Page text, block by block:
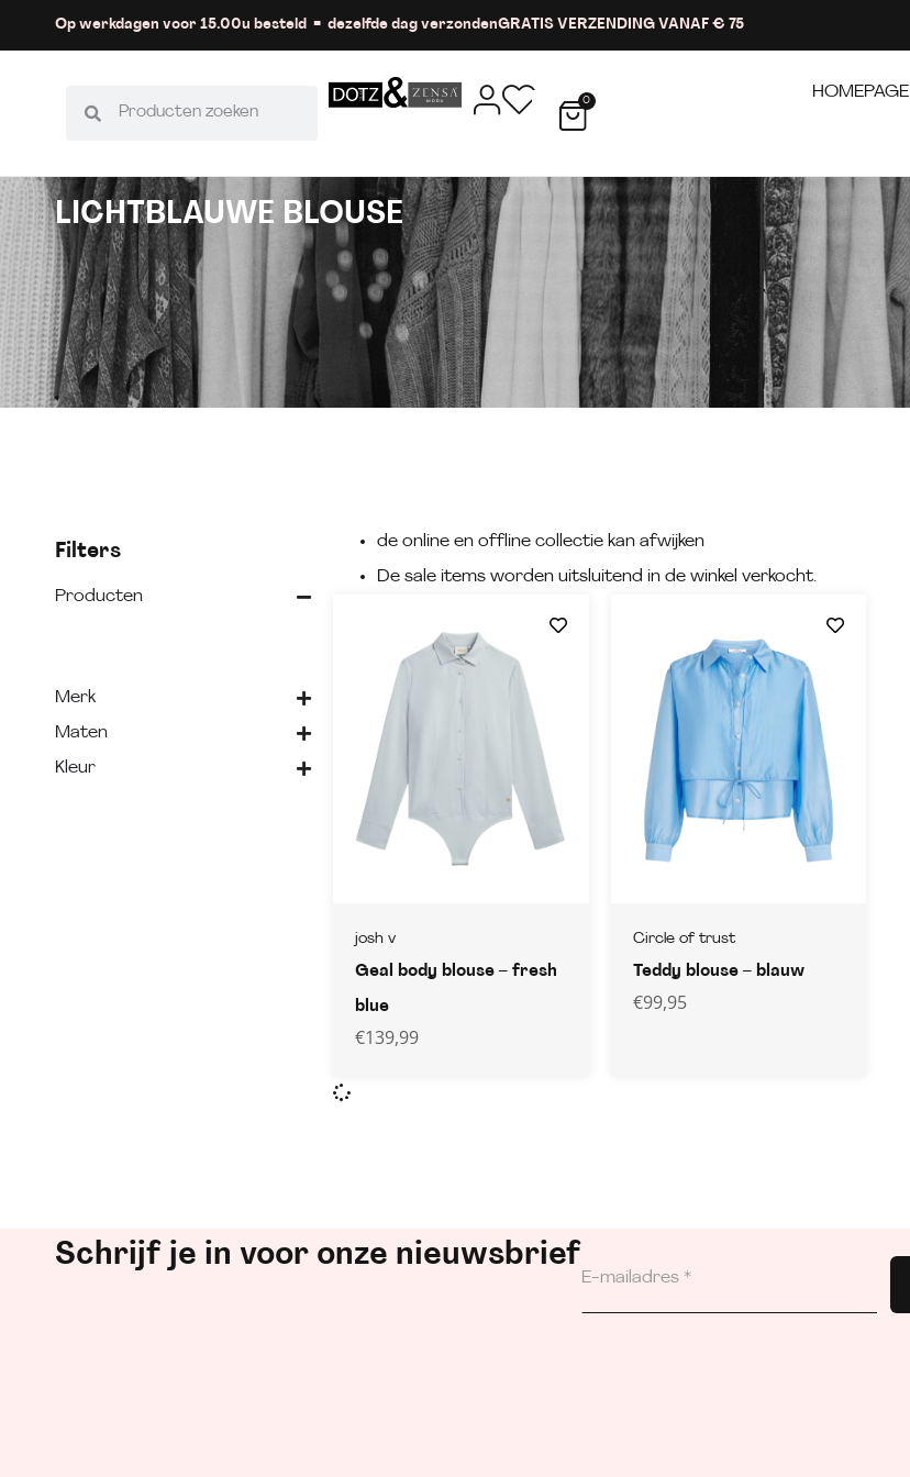
Op werkdagen voor 15.00u besteld = dezelfde dag verzondenGRATIS VERZENDING VANAF € 75
0 HOMEPAGE
LICHTBLAUWE BLOUSE
Filters
Producten
Merk
Maten
Kleur
de online en offline collectie kan afwijken
De sale items worden uitsluitend in de winkel verkocht.
josh v
Geal body blouse – fresh
blue
€139,99
Circle of trust
Teddy blouse – blauw
€99,95
Schrijf je in voor onze nieuwsbrief